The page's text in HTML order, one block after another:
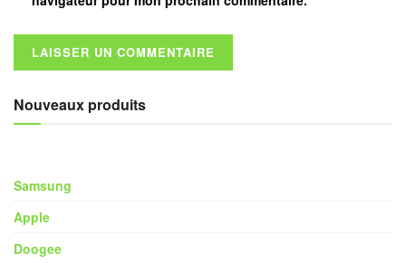
Nouveaux produits
Samsung
Apple
Doogee